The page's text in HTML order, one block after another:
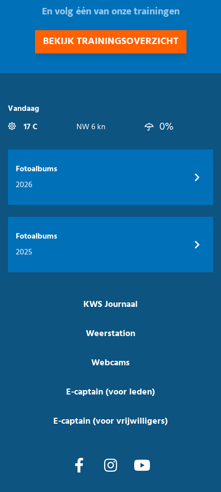
En volg één van onze trainingen
BEKIJK TRAININGSOVERZICHT
Vandaag
17 C
NW 6 kn 0%
Fotoalbums
2026
Fotoalbums
2025
KWS Journaal
Weerstation
Webcams
E-captain (voor leden)
E-captain (voor vrijwilligers)